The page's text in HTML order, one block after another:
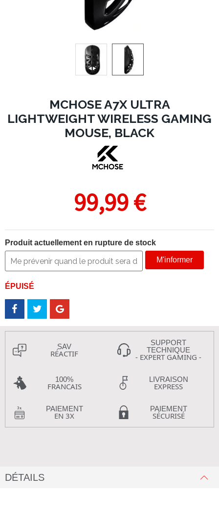
MCHOSE A7X ULTRA
LIGHTWEIGHT WIRELESS GAMING
MOUSE, BLACK
99,99 €
Produit actuellement en rupture de stock
M'informer
ÉPUISÉ
SAV
RÉACTIF
SUPPORT
TECHNIQUE
- EXPERT GAMING -
100%
FRANCAIS
LIVRAISON
EXPRESS
PAIEMENT
EN 3X
PAIEMENT
SÉCURISÉ
DÉTAILS